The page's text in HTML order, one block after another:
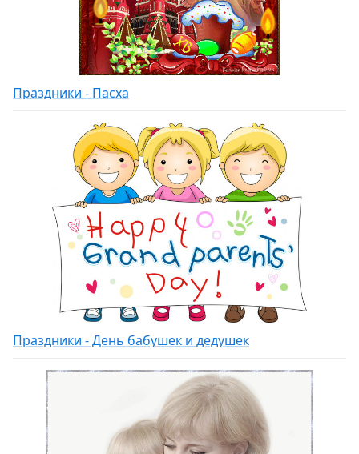
Праздники - Пасха
Праздники - День бабушек и дедушек